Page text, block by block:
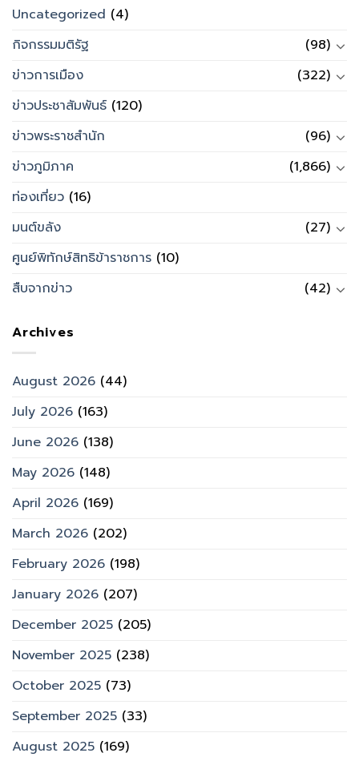
Uncategorized (4)
กิจกรรมมติรัฐ
(98)
ข่าวการเมือง
(322)
ข่าวประชาสัมพันธ์ (120)
ข่าวพระราชสำนัก
(96)
ข่าวภูมิภาค
(1,866)
ท่องเที่ยว (16)
มนต์ขลัง
(27)
ศูนย์พิทักษ์สิทธิข้าราชการ (10)
สืบจากข่าว
(42)
Archives
August 2026 (44)
July 2026 (163)
June 2026 (138)
May 2026 (148)
April 2026 (169)
March 2026 (202)
February 2026 (198)
January 2026 (207)
December 2025 (205)
November 2025 (238)
October 2025 (73)
September 2025 (33)
August 2025 (169)